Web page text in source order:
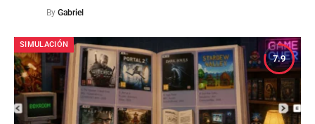
By Gabriel
7.9
SIMULACIÓN